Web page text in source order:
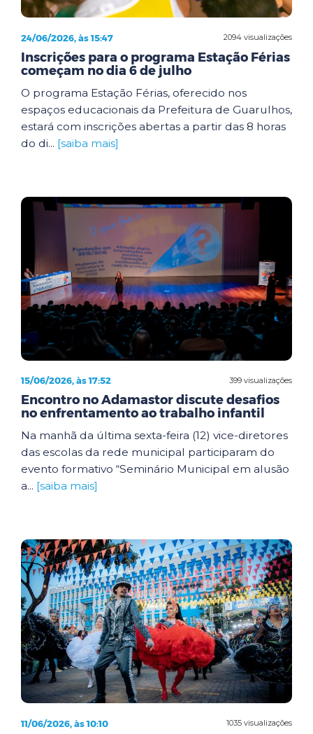
2094 visualizações
24/06/2026, às 15:47
Inscrições para o programa Estação Férias
começam no dia 6 de julho
O programa Estação Férias, oferecido nos
espaços educacionais da Prefeitura de Guarulhos,
estará com inscrições abertas a partir das 8 horas
do di... [saiba mais]
399 visualizações
15/06/2026, às 17:52
Encontro no Adamastor discute desafios
no enfrentamento ao trabalho infantil
Na manhã da última sexta-feira (12) vice-diretores
das escolas da rede municipal participaram do
evento formativo “Seminário Municipal em alusão
a... [saiba mais]
1035 visualizações
11/06/2026, às 10:10